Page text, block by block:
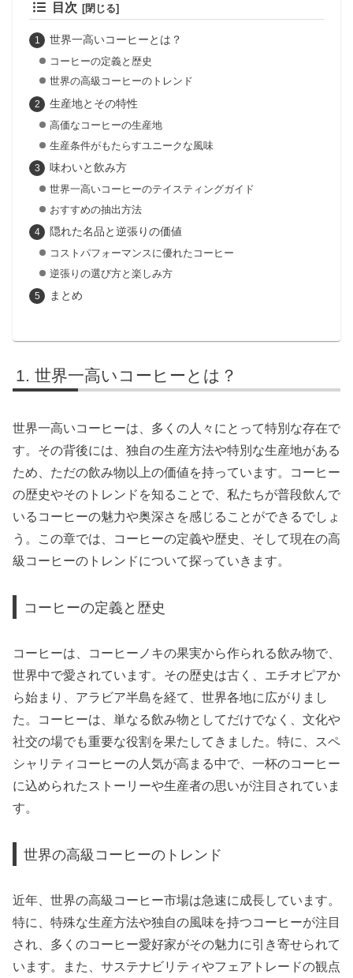
目次
世界一高いコーヒーとは？
コーヒーの定義と歴史
世界の高級コーヒーのトレンド
生産地とその特性
高価なコーヒーの生産地
生産条件がもたらすユニークな風味
味わいと飲み方
世界一高いコーヒーのテイスティングガイド
おすすめの抽出方法
隠れた名品と逆張りの価値
コストパフォーマンスに優れたコーヒー
逆張りの選び方と楽しみ方
まとめ
世界一高いコーヒーとは？
世界一高いコーヒーは、多くの人々にとって特別な存在で
す。その背後には、独自の生産方法や特別な生産地がある
ため、ただの飲み物以上の価値を持っています。コーヒー
の歴史やそのトレンドを知ることで、私たちが普段飲んで
いるコーヒーの魅力や奥深さを感じることができるでしょ
う。この章では、コーヒーの定義や歴史、そして現在の高
級コーヒーのトレンドについて探っていきます。
コーヒーの定義と歴史
コーヒーは、コーヒーノキの果実から作られる飲み物で、
世界中で愛されています。その歴史は古く、エチオピアか
ら始まり、アラビア半島を経て、世界各地に広がりまし
た。コーヒーは、単なる飲み物としてだけでなく、文化や
社交の場でも重要な役割を果たしてきました。特に、スペ
シャリティコーヒーの人気が高まる中で、一杯のコーヒー
に込められたストーリーや生産者の思いが注目されていま
す。
世界の高級コーヒーのトレンド
近年、世界の高級コーヒー市場は急速に成長しています。
特に、特殊な生産方法や独自の風味を持つコーヒーが注目
され、多くのコーヒー愛好家がその魅力に引き寄せられて
います。また、サステナビリティやフェアトレードの観点